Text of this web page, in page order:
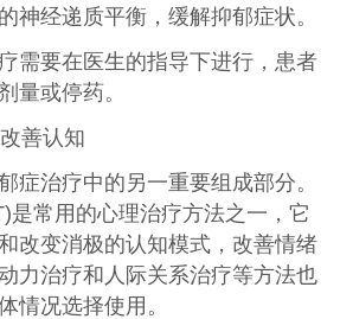
神经递质平衡，缓解抑郁症状。
需要在医生的指导下进行，患者
量或停药。
善认知
症治疗中的另一重要组成部分。
是常用的心理治疗方法之一，它
改变消极的认知模式，改善情绪
力治疗和人际关系治疗等方法也
情况选择使用。